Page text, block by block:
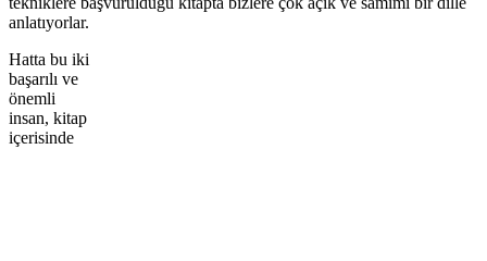
anlatıyorlar.
Hatta bu iki
başarılı ve
önemli
insan, kitap
içerisinde